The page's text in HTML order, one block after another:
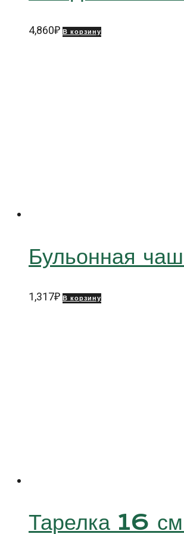
4,860₽ В корзину
Бульонная
1,317₽ В корзину
Тарелка 16